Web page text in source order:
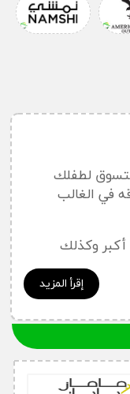
إقرأ المزيد
لطفلك
في الغالب
أكبر وكذلك
هذا المتجر بعد
كوبون خصم ماماز
ليقدم إليك
الأسعار كلما
الشراء.